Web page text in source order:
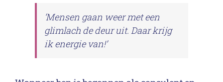
‘Mensen gaan weer met een
glimlach de deur uit. Daar krijg
ik energie van!’